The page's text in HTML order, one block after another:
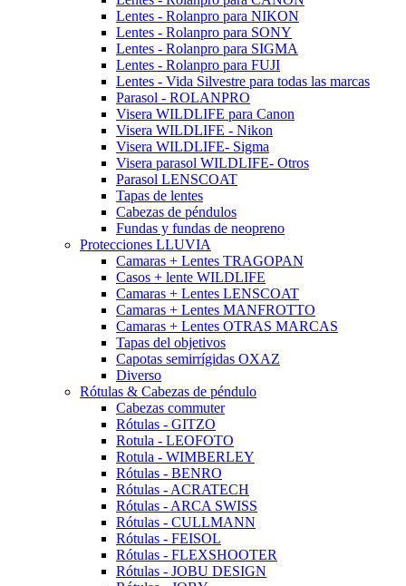
Lentes - Rolanpro para NIKON
Lentes - Rolanpro para SONY
Lentes - Rolanpro para SIGMA
Lentes - Rolanpro para FUJI
Lentes - Vida Silvestre para todas las marcas
Parasol - ROLANPRO
Visera WILDLIFE para Canon
Visera WILDLIFE - Nikon
Visera WILDLIFE- Sigma
Visera parasol WILDLIFE- Otros
Parasol LENSCOAT
Tapas de lentes
Cabezas de péndulos
Fundas y fundas de neopreno
Protecciones LLUVIA
Camaras + Lentes TRAGOPAN
Casos + lente WILDLIFE
Camaras + Lentes LENSCOAT
Camaras + Lentes MANFROTTO
Camaras + Lentes OTRAS MARCAS
Tapas del objetivos
Capotas semirrígidas OXAZ
Diverso
Rótulas & Cabezas de péndulo
Cabezas commuter
Rótulas - GITZO
Rotula - LEOFOTO
Rotula - WIMBERLEY
Rótulas - BENRO
Rótulas - ACRATECH
Rótulas - ARCA SWISS
Rótulas - CULLMANN
Rótulas - FEISOL
Rótulas - FLEXSHOOTER
Rótulas - JOBU DESIGN